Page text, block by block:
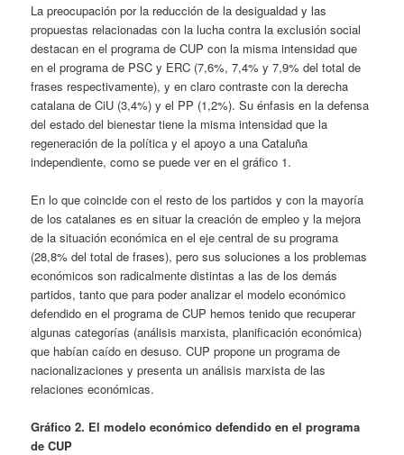
La preocupación por la reducción de la desigualdad y las
propuestas relacionadas con la lucha contra la exclusión social
destacan en el programa de CUP con la misma intensidad que
en el programa de PSC y ERC (7,6%, 7,4% y 7,9% del total de
frases respectivamente), y en claro contraste con la derecha
catalana de CiU (3,4%) y el PP (1,2%). Su énfasis en la defensa
del estado del bienestar tiene la misma intensidad que la
regeneración de la política y el apoyo a una Cataluña
independiente, como se puede ver en el gráfico 1.
En lo que coincide con el resto de los partidos y con la mayoría
de los catalanes es en situar la creación de empleo y la mejora
de la situación económica en el eje central de su programa
(28,8% del total de frases), pero sus soluciones a los problemas
económicos son radicalmente distintas a las de los demás
partidos, tanto que para poder analizar el modelo económico
defendido en el programa de CUP hemos tenido que recuperar
algunas categorías (análisis marxista, planificación económica)
que habían caído en desuso. CUP propone un programa de
nacionalizaciones y presenta un análisis marxista de las
relaciones económicas.
Gráfico 2. El modelo económico defendido en el programa
de CUP